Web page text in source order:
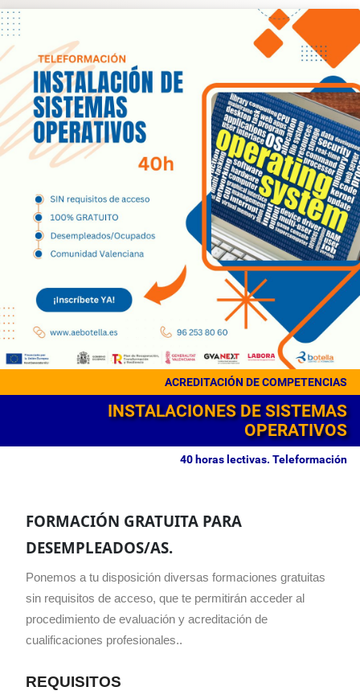
ACREDITACIÓN DE COMPETENCIAS
INSTALACIONES DE SISTEMAS
OPERATIVOS
40 horas lectivas. Teleformación
FORMACIÓN GRATUITA PARA
DESEMPLEADOS/AS.
Ponemos a tu disposición diversas formaciones gratuitas
sin requisitos de acceso, que te permitirán acceder al
procedimiento de evaluación y acreditación de
cualificaciones profesionales..
REQUISITOS